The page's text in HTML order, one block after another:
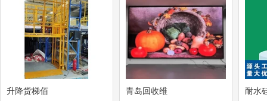
升降货梯佰 青岛回收维 耐水